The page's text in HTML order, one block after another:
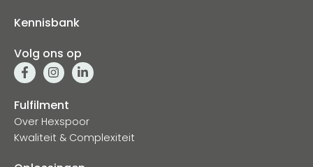
Fulfilment
Over Hexspoor
Kwaliteit & Complexiteit
Kennisbank
Volg ons op